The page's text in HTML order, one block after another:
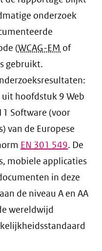
onderzoek
(WCAG-EM of
gebruikt.
hoofdstuk 9 Web
Software (voor
van de Europese
EN 301 549. De
mobiele applicaties
in deze
de niveau A en AA
wereldwijd